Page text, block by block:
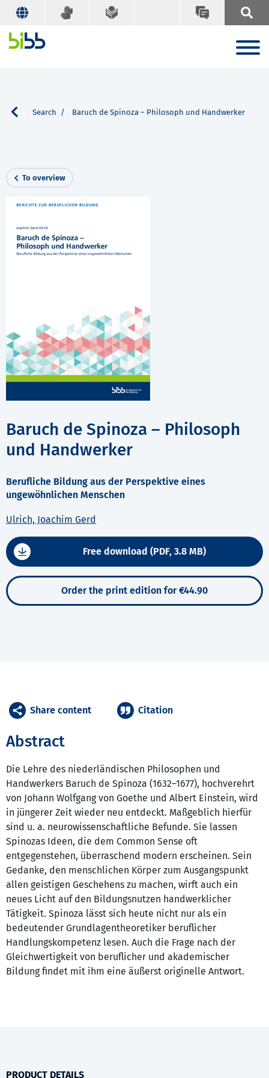
Search Baruch de Spinoza – Philosoph und Handwerker
To overview
Baruch de Spinoza – Philosoph
und Handwerker
Berufliche Bildung aus der Perspektive eines
ungewöhnlichen Menschen
Ulrich, Joachim Gerd
Free download (PDF, 3.8 MB)
Order the print edition for €44.90
Abstract
Die Lehre des niederländischen Philosophen und
Handwerkers Baruch de Spinoza (1632–1677), hochverehrt
von Johann Wolfgang von Goethe und Albert Einstein, wird
in jüngerer Zeit wieder neu entdeckt. Maßgeblich hierfür
sind u. a. neurowissenschaftliche Befunde. Sie lassen
Spinozas Ideen, die dem Common Sense oft
entgegenstehen, überraschend modern erscheinen. Sein
Gedanke, den menschlichen Körper zum Ausgangspunkt
allen geistigen Geschehens zu machen, wirft auch ein
neues Licht auf den Bildungsnutzen handwerklicher
Tätigkeit. Spinoza lässt sich heute nicht nur als ein
bedeutender Grundlagentheoretiker beruflicher
Handlungskompetenz lesen. Auch die Frage nach der
Gleichwertigkeit von beruflicher und akademischer
Bildung findet mit ihm eine äußerst originelle Antwort.
Share content Citation
PRODUCT DETAILS